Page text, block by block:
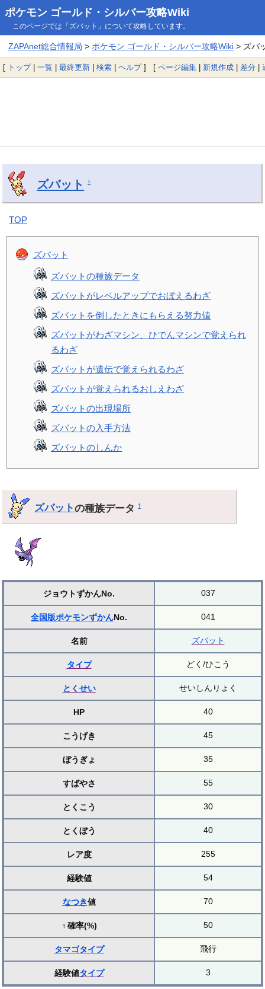
ポケモン ゴールド・シルバー攻略Wiki
このページでは「ズバット」について攻略しています。
ZAPAnet総合情報局 > ポケモン ゴールド・シルバー攻略Wiki> ズバ
[ トップ| 一覧 | 最終更新 | 検索 | ヘルプ] [ ページ編集 | 新規作成 | 差分 |
ズバット †
TOP
ズバット
ズバットの種族データ
ズバットがレベルアップでおぼえるわざ
ズバットを倒したときにもらえる努力値
ズバットがわざマシン、ひでんマシンで覚えられ
るわざ
ズバットが遺伝で覚えられるわざ
ズバットが覚えられるおしえわざ
ズバットの出現場所
ズバットの入手方法
ズバットのしんか
ズバットの種族データ†
ジョウトずかんNo. 037
全国版ポケモンずかんNo. 041
名前 ズバット
タイプ どく/ひこう
とくせい せいしんりょく
HP 40
こうげき 45
ぼうぎょ 35
すばやさ 55
とくこう 30
とくぼう 40
レア度 255
経験値 54
なつき値 70
♀確率(%) 50
タマゴタイプ 飛行
経験値タイプ 3